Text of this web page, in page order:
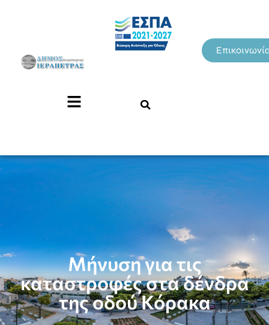
Μήνυση για τις
καταστροφές στα δένδρα
της οδού Κόρακα